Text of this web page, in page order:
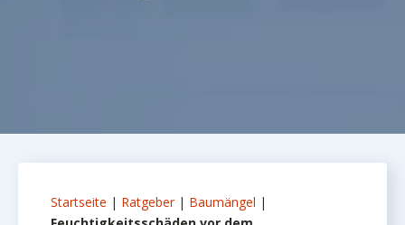
Startseite | Ratgeber| Baumängel |